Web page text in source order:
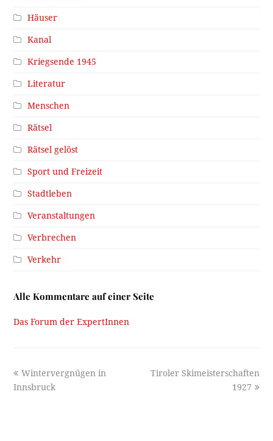
Häuser
Kanal
Kriegsende 1945
Literatur
Menschen
Rätsel
Rätsel gelöst
Sport und Freizeit
Stadtleben
Veranstaltungen
Verbrechen
Verkehr
Alle Kommentare auf einer Seite
Das Forum der ExpertInnen
previous
post:
Wintervergnügen in
Innsbruck
next
Tiroler Skimeisterschaften
1927